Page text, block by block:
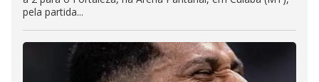
pela partida...